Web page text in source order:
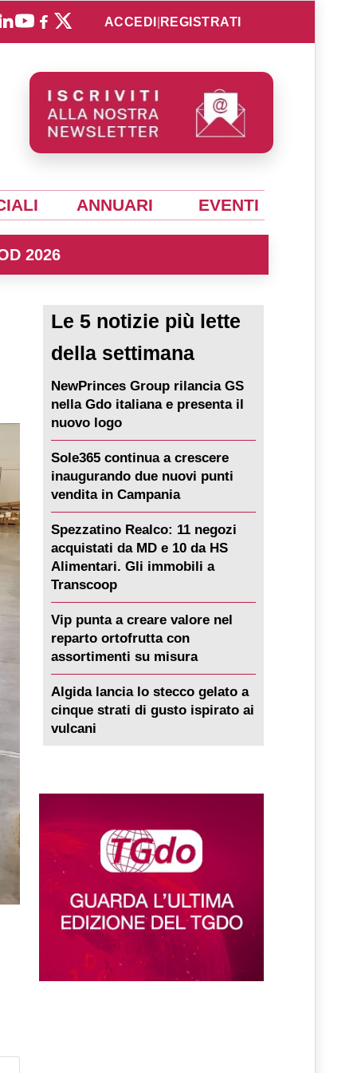
ACCEDI REGISTRATI
ANNUARI EVENTI
2026
Le 5 notizie più lette
della settimana
NewPrinces Group rilancia GS
nella Gdo italiana e presenta il
nuovo logo
Sole365 continua a crescere
inaugurando due nuovi punti
vendita in Campania
Spezzatino Realco: 11 negozi
acquistati da MD e 10 da HS
Alimentari. Gli immobili a
Transcoop
Vip punta a creare valore nel
reparto ortofrutta con
assortimenti su misura
Algida lancia lo stecco gelato a
cinque strati di gusto ispirato ai
vulcani